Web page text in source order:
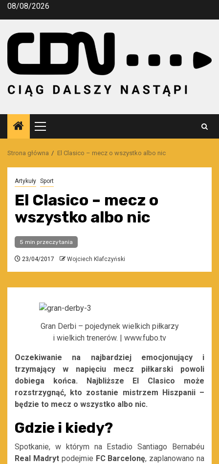
Przejdź
08/08/2026
Menu
główne
Strona główna El Clasico – mecz o wszystko albo nic
Artykuły Sport
El Clasico – mecz o
wszystko albo nic
5 min przeczytania
23/04/2017 Wojciech Klafczyński
Gran Derbi – pojedynek wielkich piłkarzy
i wielkich trenerów. | www.fubo.tv
Oczekiwanie na najbardziej emocjonujący i
trzymający w napięciu mecz piłkarski powoli
dobiega końca. Najbliższe El Clasico może
rozstrzygnąć, kto zostanie mistrzem Hiszpanii –
będzie to mecz o wszystko albo nic.
Gdzie i kiedy?
Spotkanie, w którym na Estadio Santiago Bernabéu
Real Madrytpodejmie FC Barcelonę, zaplanowano na